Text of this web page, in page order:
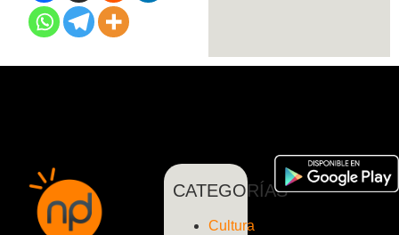
CATEGORÍAS
Cultura